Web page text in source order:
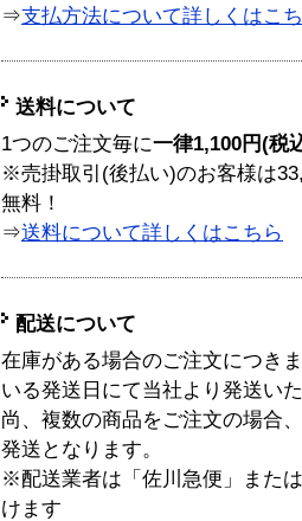
⇒支払方法について詳しくはこ
送料について
1つのご注文毎に一律1,100円(税
※売掛取引(後払い)のお客様は
無料！
⇒送料について詳しくはこちら
配送について
在庫がある場合のご注文につき
いる発送日にて当社より発送い
尚、複数の商品をご注文の場合
発送となります。
※配送業者は「佐川急便」また
けます